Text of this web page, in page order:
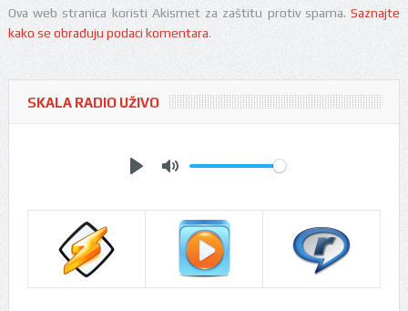
Ova web stranica koristi Akismet za zaštitu protiv spama.Saznajte
kako se obrađuju podaci komentara.
SKALA RADIO UŽIVO